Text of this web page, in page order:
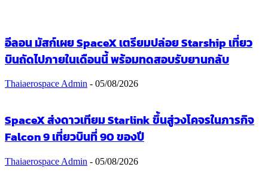
อีลอน มัสก์เผย SpaceX เตรียมปล่อย Starship เที่ยว
บินถัดไปภายในเดือนนี้ พร้อมทดสอบรับยานกลับ
Thaiaerospace Admin - 05/08/2026
SpaceX ส่งดาวเทียม Starlink ขึ้นสู่วงโคจรในภารกิจ
Falcon 9 เที่ยวบินที่ 90 ของปี
Thaiaerospace Admin - 05/08/2026